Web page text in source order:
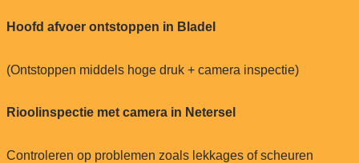
Hoofd afvoer ontstoppen in Bladel
(Ontstoppen middels hoge druk + camera inspectie)
Rioolinspectie met camera in Netersel
Controleren op problemen zoals lekkages of scheuren